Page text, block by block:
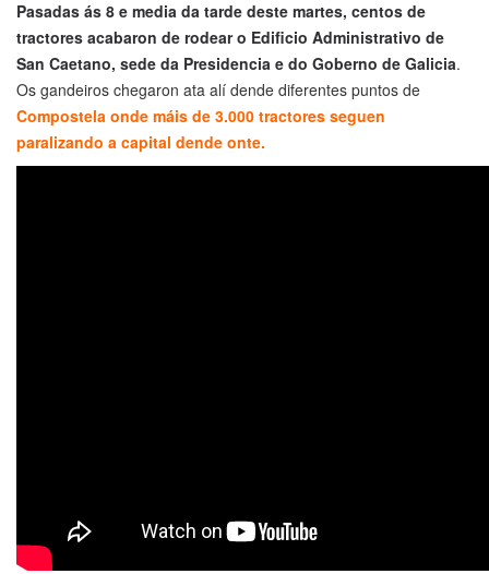
Pasadas ás 8 e media da tarde deste martes, centos de
tractores acabaron de rodear o Edificio Administrativo de
San Caetano, sede da Presidencia e do Goberno de Galicia.
Os gandeiros chegaron ata alí dende diferentes puntos de
Compostela onde máis de 3.000 tractores seguen
paralizando a capital dende onte.